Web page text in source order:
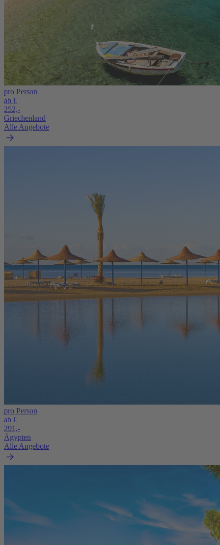
pro Person
ab €
252,-
Griechenland
Alle Angebote
pro Person
ab €
291,-
Ägypten
Alle Angebote